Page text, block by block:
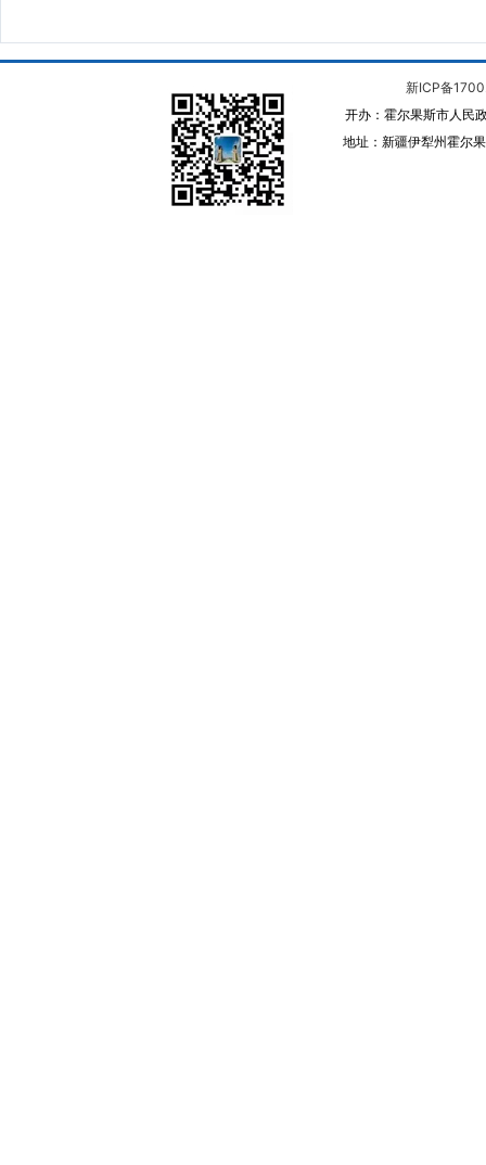
新ICP备
开办：霍尔果斯市人民
地址：新疆伊犁州霍